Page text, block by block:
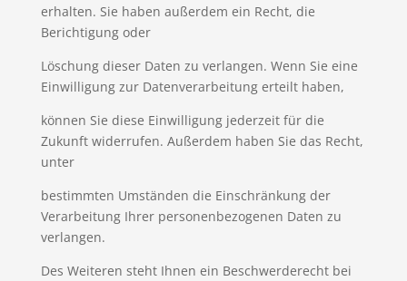
erhalten. Sie haben außerdem ein Recht, die
Berichtigung oder
Löschung dieser Daten zu verlangen. Wenn Sie eine
Einwilligung zur Datenverarbeitung erteilt haben,
können Sie diese Einwilligung jederzeit für die
Zukunft widerrufen. Außerdem haben Sie das Recht,
unter
bestimmten Umständen die Einschränkung der
Verarbeitung Ihrer personenbezogenen Daten zu
verlangen.
Des Weiteren steht Ihnen ein Beschwerderecht bei